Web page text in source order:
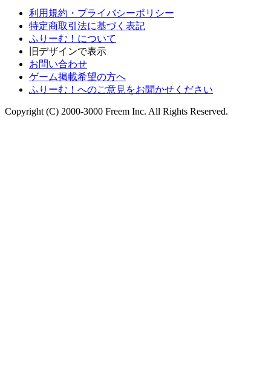
利用規約・プライバシーポリシー
特定商取引法に基づく表記
ふりーむ！について
旧デザインで表示
お問い合わせ
ゲーム掲載希望の方へ
ふりーむ！へのご意見をお聞かせください
Copyright (C) 2000-3000 Freem Inc. All Rights Reserved.